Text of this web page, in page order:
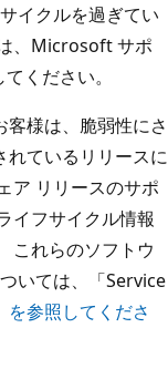
イクルを過ぎてい
、Microsoft サポ
ください。
様は、脆弱性にさ
れているリリースに
ア リリースのサポ
イフサイクル情報
これらのソフトウ
いては、「Service
を参照してくださ